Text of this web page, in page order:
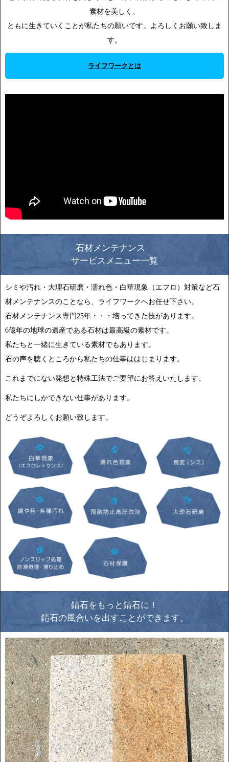
素材を美しく、
ともに生きていくことが私たちの願いです。よろしくお願い致しま
す。
ライフワークとは
石材メンテナンス
サービスメニュー一覧
シミや汚れ・大理石研磨・濡れ色・白華現象（エフロ）対策など石
材メンテナンスのことなら、ライフワークへお任せ下さい。
石材メンテナンス専門25年・・・培ってきた技があります。
6億年の地球の遺産である石材は最高級の素材です。
私たちと一緒に生きている素材でもあります。
石の声を聴くところから私たちの仕事ははじまります。
これまでにない発想と特殊工法でご要望にお答えいたします。
私たちにしかできない仕事があります。
どうぞよろしくお願い致します。
錆石をもっと錆石に！
錆石の風合いを出すことができます。